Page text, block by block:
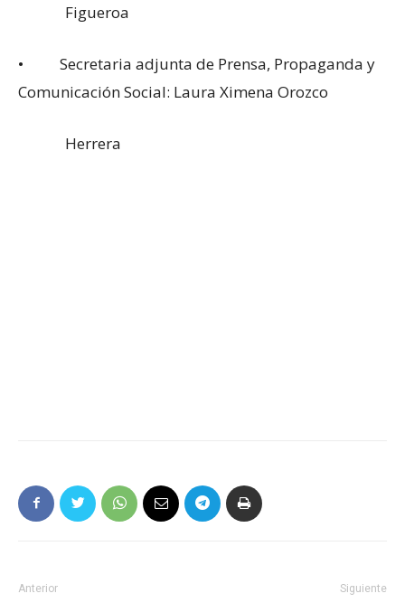
Figueroa
• Secretaria adjunta de Prensa, Propaganda y
Comunicación Social: Laura Ximena Orozco
Herrera
Anterior Siguiente